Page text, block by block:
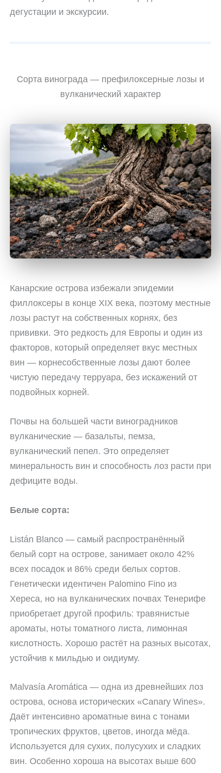
дегустации и экскурсии.
Сорта винограда — префилоксерные лозы и
вулканический характер
Канарские острова избежали эпидемии
филлоксеры в конце XIX века, поэтому местные
лозы растут на собственных корнях, без
прививки. Это редкость для Европы и один из
факторов, который определяет вкус местных
вин — корнесобственные лозы дают более
чистую передачу терруара, без искажений от
подвойных корней.
Почвы на большей части виноградников
вулканические — базальты, пемза,
вулканический пепел. Это определяет
минеральность вин и способность лоз расти при
дефиците воды.
Белые сорта:
Listán Blanco — самый распространённый
белый сорт на острове, занимает около 42%
всех посадок и 86% среди белых сортов.
Генетически идентичен Palomino Fino из
Хереса, но на вулканических почвах Тенерифе
приобретает другой профиль: травянистые
ароматы, ноты томатного листа, лимонная
кислотность. Хорошо растёт на разных высотах,
устойчив к мильдью и оидиуму.
Malvasía Aromática — одна из древнейших лоз
острова, основа исторических «Canary Wines».
Даёт интенсивно ароматные вина с тонами
тропических фруктов, цветов, иногда мёда.
Используется для сухих, полусухих и сладких
вин. Особенно хороша на высотах выше 600